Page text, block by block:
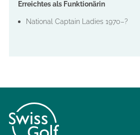
Erreichtes als Funktionärin
National Captain Ladies 1970–?